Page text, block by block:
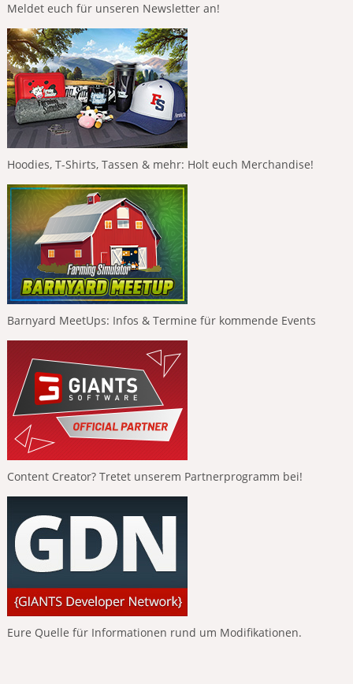
Meldet euch für unseren Newsletter an!
Hoodies, T-Shirts, Tassen & mehr: Holt euch Merchandise!
Barnyard MeetUps: Infos & Termine für kommende Events
Content Creator? Tretet unserem Partnerprogramm bei!
Eure Quelle für Informationen rund um Modifikationen.